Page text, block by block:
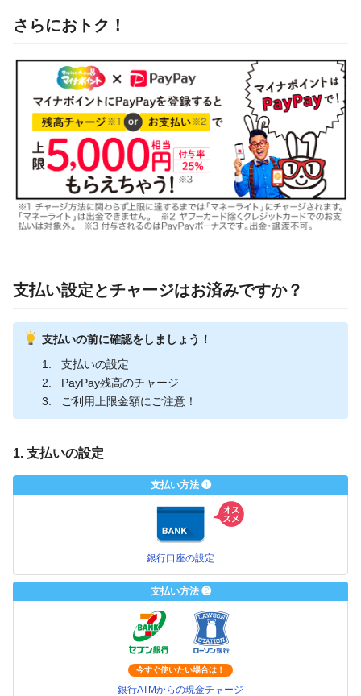
さらにおトク！
支払い設定とチャージはお済みですか？
支払いの前に確認をしましょう！
支払いの設定
PayPay残高のチャージ
ご利用上限金額にご注意！
1. 支払いの設定
支払い方法 ❶
銀行口座の設定
支払い方法 ❷
今すぐ使いたい場合は！
銀行ATMからの現金チャージ